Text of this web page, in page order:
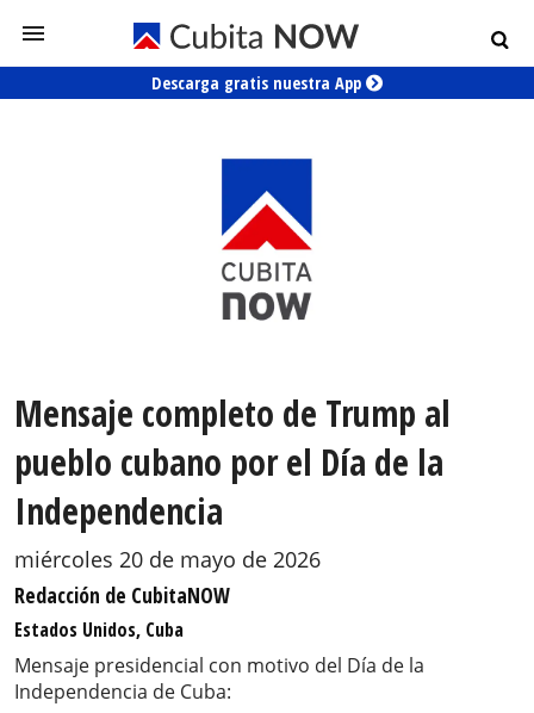
Descarga gratis nuestra App
Mensaje completo de Trump al
pueblo cubano por el Día de la
Independencia
miércoles 20 de mayo de 2026
Redacción de CubitaNOW
Estados Unidos, Cuba
Mensaje presidencial con motivo del Día de la
Independencia de Cuba: